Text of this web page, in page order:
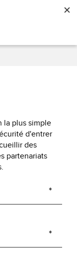
la plus simple
d'entrer
des
partenariats